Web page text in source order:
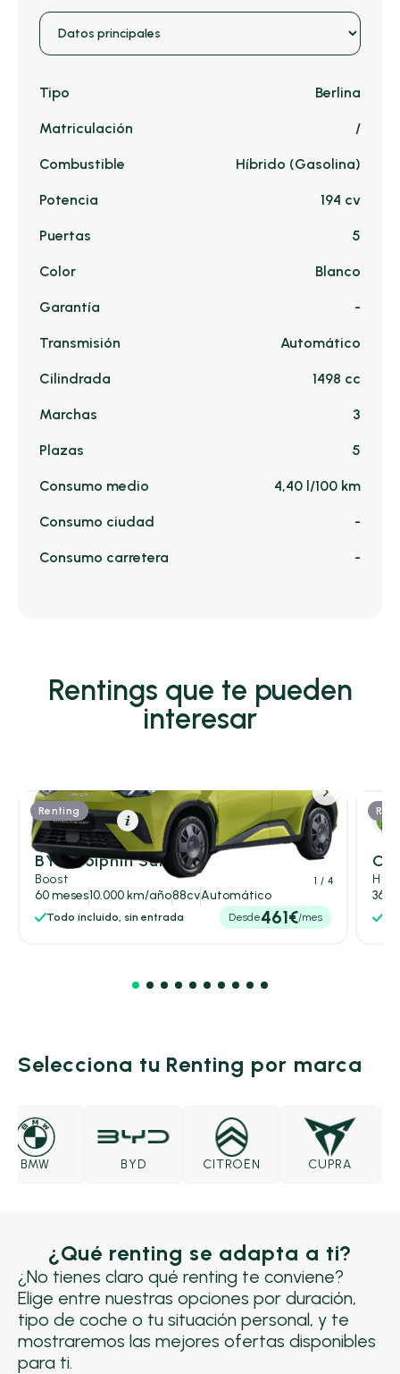
Tipo Berlina
Matriculación /
Combustible Híbrido (Gasolina)
Potencia 194 cv
Puertas 5
Color Blanco
Garantía -
Transmisión Automático
Cilindrada 1498 cc
Marchas 3
Plazas 5
Consumo medio 4,40 l/100 km
Consumo ciudad -
Consumo carretera -
Rentings que te pueden
interesar
1 / 4
Renting
Eléctrico Resumen
BYD Dolphin Surf
Boost
60 meses10.000 km/año88cvAutomático
Todo incluido, sin entrada Desde461€/mes
36
Selecciona tu Renting por marca
BMW BYD CITROËN CUPRA
¿Qué renting se adapta a ti?
¿No tienes claro qué renting te conviene?
Elige entre nuestras opciones por duración,
tipo de coche o tu situación personal, y te
mostraremos las mejores ofertas disponibles
para ti.